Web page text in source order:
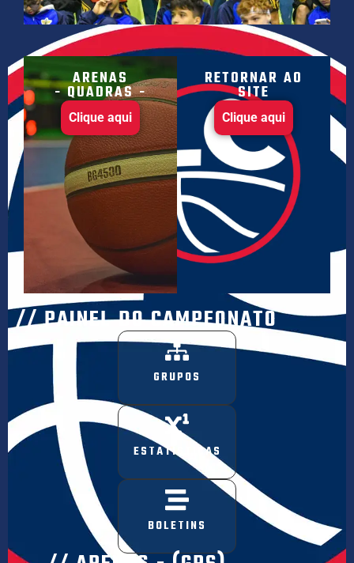
ARENAS
- QUADRAS -
Clique aqui
RETORNAR AO
SITE
Clique aqui
// PAINEL DO CAMPEONATO
GRUPOS
ESTATÍSTICAS
BOLETINS